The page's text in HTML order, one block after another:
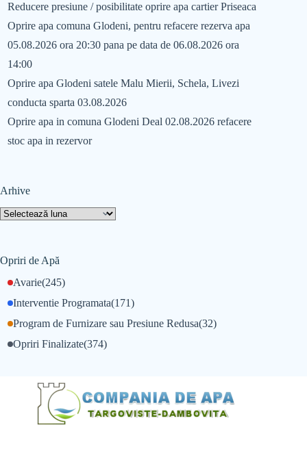
Reducere presiune / posibilitate oprire apa cartier Priseaca
Oprire apa comuna Glodeni, pentru refacere rezerva apa
05.08.2026 ora 20:30 pana pe data de 06.08.2026 ora
14:00
Oprire apa Glodeni satele Malu Mierii, Schela, Livezi
conducta sparta 03.08.2026
Oprire apa in comuna Glodeni Deal 02.08.2026 refacere
stoc apa in rezervor
Arhive
Opriri de Apă
Avarie(245)
Interventie Programata(171)
Opriri Finalizate(374)
Program de Furnizare sau Presiune Redusa(32)